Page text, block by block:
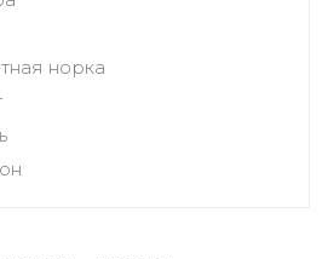
норка